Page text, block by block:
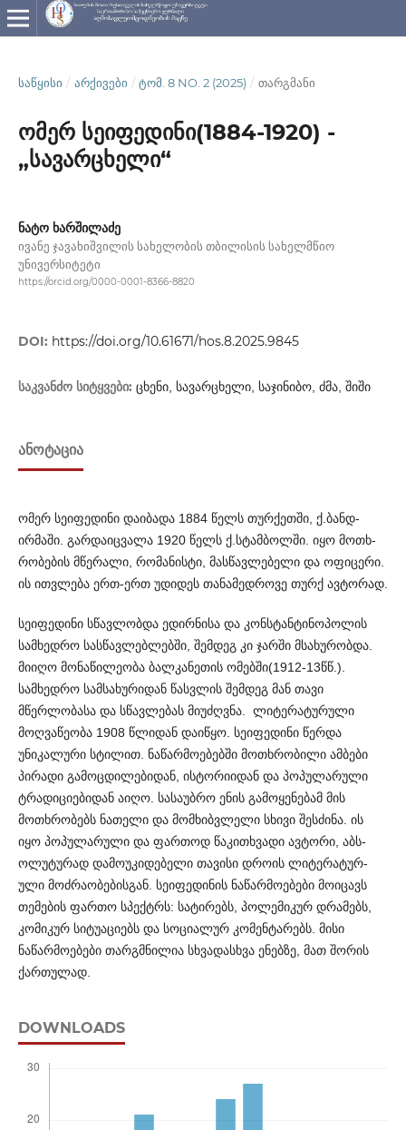
ᲡᲐᲬᲧᲘᲡᲘ / ᲐᲠᲥᲘᲕᲔᲑᲘ / ᲢᲝᲛ. 8 NO. 2 (2025) / თარგმანი
ომერ სეიფედინი(1884-1920) -
„სავარცხელი“
ნატო ხარშილაძე
ივანე ჯავახიშვილის სახელობის თბილისის სახელმწიო
უნივერსიტეტი
https://orcid.org/0000-0001-8366-8820
DOI: https://doi.org/10.61671/hos.8.2025.9845
საკვანძო სიტყვები: ცხენი, სავარცხელი, საჯინიბო, ძმა, შიში
ᲐᲜᲝᲢᲐᲪᲘᲐ
ომერ სეიფედინი დაიბადა 1884 წელს თურქეთში, ქ.ბანდ­
ირმაში. გარდაიცვალა 1920 წელს ქ.სტამბოლში. იყო მოთხ­
რობ­ების მწერალი, რომანისტი, მასწავლებელი და ოფიცერი.
ის ითვ­ლება ერთ-ერთ უდიდეს თანამედროვე თურქ ავტორად.
სეიფედინი სწავლობდა ედირნისა და კონსტანტინოპოლის
სამხედრო სასწავლებლებში, შემდეგ კი ჯარში მსახურობდა.
მიი­ღო მონაწილეობა ბალკანეთის ომებში(1912-13წწ.).
სამხედრო სა­მ­ს­ახურიდან წასვლის შემდეგ მან თავი
მწერლობასა და სწ­ავ­ლ­ებას მიუძღვნა. ლიტერატურული
მოღვაწეობა 1908 წლიდან და­ი­წყო. სეიფედინი წერდა
უნიკალური სტილით. ნაწარმო­ებ­ებში მოთხრობილი ამბები
პირადი გამოცდილებიდან, ისტორ­იიდან და პოპულარული
ტრადიციებიდან აიღო. სასაუბრო ენის გამ­ოყენებამ მის
მოთხრობებს ნათელი და მომხიბვლელი სხივი შეს­ძინა. ის
იყო პოპულარული და ფართოდ წაკითხვადი ავტ­ორი, აბს­
ოლუ­ტურად დამოუკიდებელი თავისი დროის ლიტერ­ატ­ურ­
ული მოძრაობებისგან. სეიფედინის ნაწარმოებები მოიცავს
თე­მ­ების ფართო სპექტრს: სატირებს, პოლემიკურ დრამებს,
კომი­კურ სიტუაციებს და სოციალურ კომენტარებს. მისი
ნაწარმ­ოებები თარგმნილია სხვადასხვა ენებზე, მათ შორის
ქართ­უ­ლად.
DOWNLOADS